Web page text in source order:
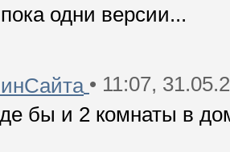
одни версии...
• 11:07,
бы и 2 комнаты в